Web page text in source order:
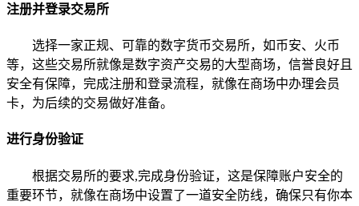
注册并登录交易所
选择一家正规、可靠的数字货币交易所，如币安、火币
等，这些交易所就像是数字资产交易的大型商场，信誉良好且
安全有保障，完成注册和登录流程，就像在商场中办理会员
卡，为后续的交易做好准备。
进行身份验证
根据交易所的要求,完成身份验证，这是保障账户安全的
重要环节，就像在商场中设置了一道安全防线，确保只有你本